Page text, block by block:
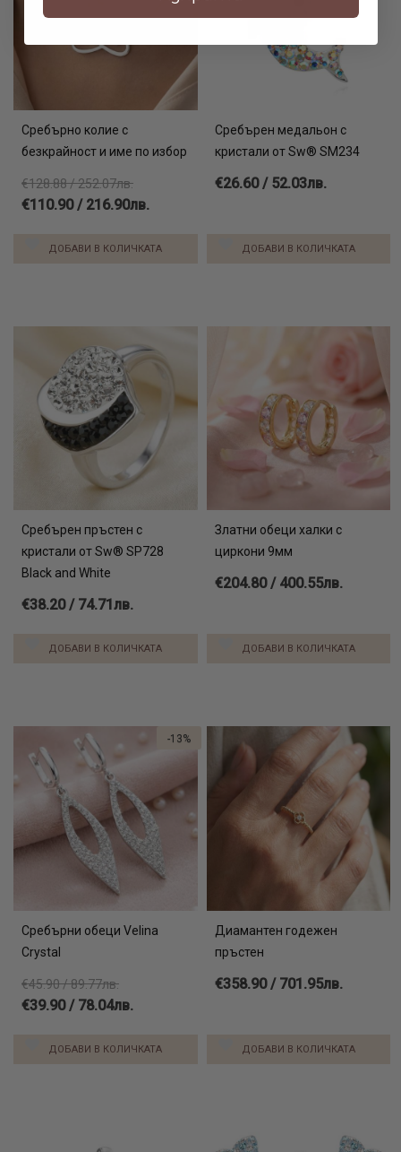
Сребърно колие с
безкрайност и име по избор
€128.88 / 252.07лв.
€110.90 / 216.90лв.
ДОБАВИ В КОЛИЧКАТА
Сребърен медальон с
кристали от Sw® SM234
€26.60 / 52.03лв.
ДОБАВИ В КОЛИЧКАТА
Сребърен пръстен с
кристали от Sw® SP728
Black and White
€38.20 / 74.71лв.
ДОБАВИ В КОЛИЧКАТА
Златни обеци халки с
циркони 9мм
€204.80 / 400.55лв.
ДОБАВИ В КОЛИЧКАТА
Сребърни обеци Velina
Crystal
€45.90 / 89.77лв.
€39.90 / 78.04лв.
ДОБАВИ В КОЛИЧКАТА
-13%
Диамантен годежен
пръстен
€358.90 / 701.95лв.
ДОБАВИ В КОЛИЧКАТА